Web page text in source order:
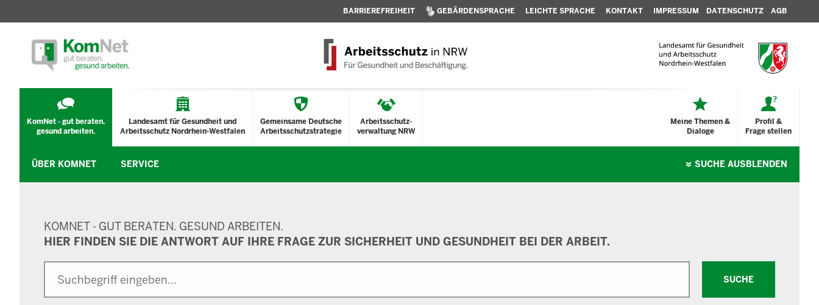
BARRIEREFREIHEIT GEBÄRDENSPRACHE LEICHTE SPRACHE KONTAKT IMPRESSUM DATENSCHUTZ AGB
KomNet - gut beraten.
gesund arbeiten.
Landesamt für Gesundheit und
Arbeitsschutz Nordrhein-Westfalen
Gemeinsame Deutsche
Arbeitsschutzstrategie
Arbeitsschutz-
verwaltung NRW
Profil &
Frage stellen
Meine Themen &
Dialoge
ÜBER KOMNET SERVICE SUCHE AUSBLENDEN
KOMNET - GUT BERATEN. GESUND ARBEITEN.
HIER FINDEN SIE DIE ANTWORT AUF IHRE FRAGE ZUR SICHERHEIT UND GESUNDHEIT BEI DER ARBEIT.
SUCHE